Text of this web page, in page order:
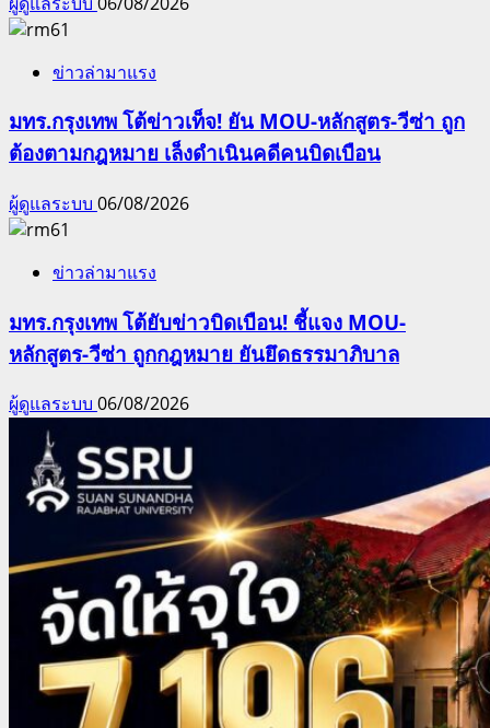
ข่าวล่ามาแรง
มทร.กรุงเทพ โต้ข่าวเท็จ! ยัน MOU-หลักสูตร-วีซ่า ถูก
ต้องตามกฎหมาย เล็งดำเนินคดีคนบิดเบือน
ผู้ดูแลระบบ 06/08/2026
ข่าวล่ามาแรง
มทร.กรุงเทพ โต้ยับข่าวบิดเบือน! ชี้แจง MOU-
หลักสูตร-วีซ่า ถูกกฎหมาย ยันยึดธรรมาภิบาล
ผู้ดูแลระบบ 06/08/2026